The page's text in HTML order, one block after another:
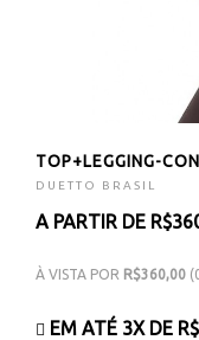
TOP+LEGGING-
DUETTO BRASIL
A PARTIR DE
À VISTA POR R$360,00
EM ATÉ 3X DE